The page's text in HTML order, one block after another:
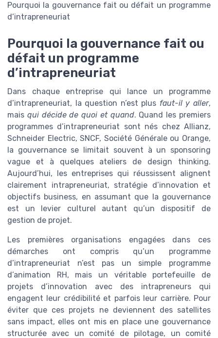
Pourquoi la gouvernance fait ou défait un programme
d’intrapreneuriat
Pourquoi la gouvernance fait ou
défait un programme
d’intrapreneuriat
Dans chaque entreprise qui lance un programme
d’intrapreneuriat, la question n’est plus faut-il y aller,
mais qui décide de quoi et quand. Quand les premiers
programmes d’intrapreneuriat sont nés chez Allianz,
Schneider Electric, SNCF, Société Générale ou Orange,
la gouvernance se limitait souvent à un sponsoring
vague et à quelques ateliers de design thinking.
Aujourd’hui, les entreprises qui réussissent alignent
clairement intrapreneuriat, stratégie d’innovation et
objectifs business, en assumant que la gouvernance
est un levier culturel autant qu’un dispositif de
gestion de projet.
Les premières organisations engagées dans ces
démarches ont compris qu’un programme
d’intrapreneuriat n’est pas un simple programme
d’animation RH, mais un véritable portefeuille de
projets d’innovation avec des intrapreneurs qui
engagent leur crédibilité et parfois leur carrière. Pour
éviter que ces projets ne deviennent des satellites
sans impact, elles ont mis en place une gouvernance
structurée avec un comité de pilotage, un comité